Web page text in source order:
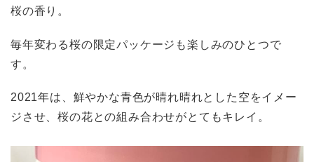
桜の香り。
毎年変わる桜の限定パッケージも楽しみのひとつで
す。
2021年は、鮮やかな青色が晴れ晴れとした空をイメー
ジさせ、桜の花との組み合わせがとてもキレイ。